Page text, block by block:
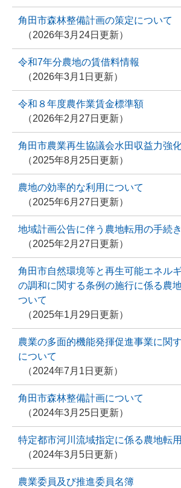
角田市森林整備計画の策定について
2026年3月24日更新
令和7年分農地の賃借料情報
2026年3月1日更新
令和８年度農作業賃金標準額
2026年2月27日更新
角田市農業再生協議会水田収益力強
2025年8月25日更新
農地の効率的な利用について
2025年6月27日更新
地域計画公告に伴う農地転用の手続
2025年2月27日更新
角田市自然環境等と再生可能エネル
の調和に関する条例の施行に係る農
ついて
2025年1月29日更新
農業の多面的機能発揮促進事業に関
について
2024年7月1日更新
角田市森林整備計画について
2024年3月25日更新
特定都市河川流域指定に係る農地転用
2024年3月5日更新
農業委員及び推進委員名簿